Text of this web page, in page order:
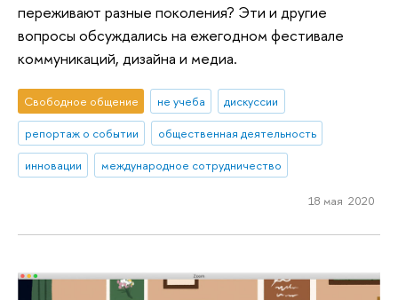
переживают разные поколения? Эти и другие
вопросы обсуждались на ежегодном фестивале
коммуникаций, дизайна и медиа.
Свободное общение не учеба
дискуссии
репортаж о событии
общественная деятельность
инновации
международное сотрудничество
18 мая 2020